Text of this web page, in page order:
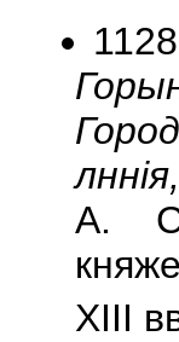
А. С.
XIII